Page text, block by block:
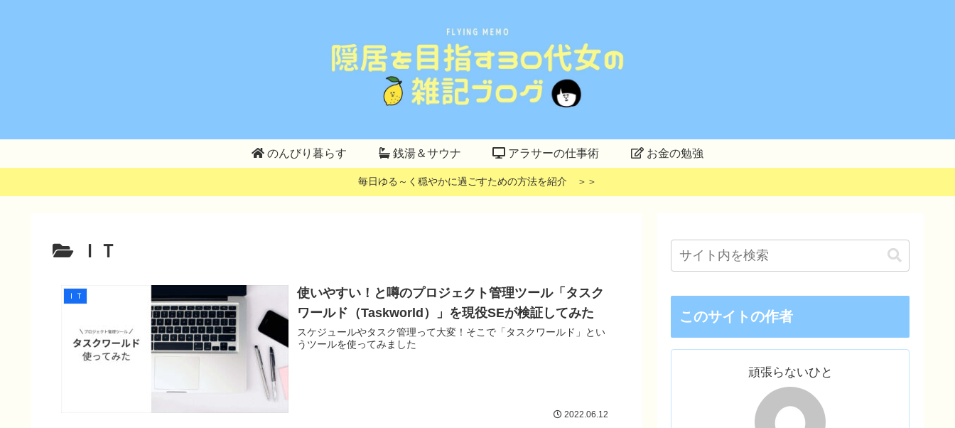
のんびり暮らす 銭湯＆サウナ アラサーの仕事術 お金の勉強
毎日ゆる～く穏やかに過ごすための方法を紹介 ＞＞
ＩＴ
ＩＴ
使いやすい！と噂のプロジェクト管理ツール「タスク
ワールド（Taskworld）」を現役SEが検証してみた
スケジュールやタスク管理って大変！そこで「タスクワールド」とい
うツールを使ってみました
2022.06.12
このサイトの作者
頑張らないひと